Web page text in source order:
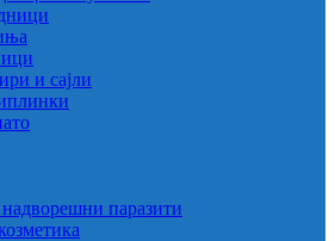
и сајли
паразити